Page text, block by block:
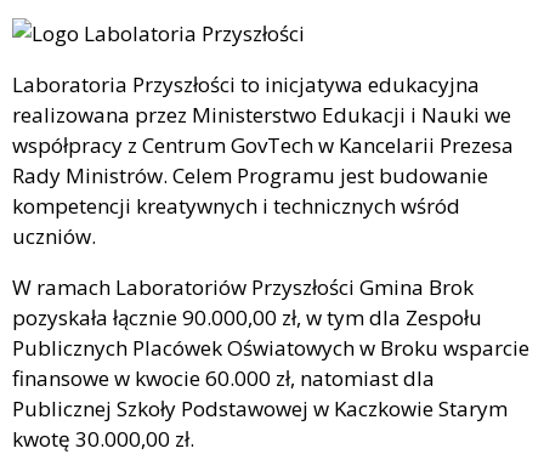
Laboratoria Przyszłości to inicjatywa edukacyjna
realizowana przez Ministerstwo Edukacji i Nauki we
współpracy z Centrum GovTech w Kancelarii Prezesa
Rady Ministrów. Celem Programu jest budowanie
kompetencji kreatywnych i technicznych wśród
uczniów.
W ramach Laboratoriów Przyszłości Gmina Brok
pozyskała łącznie 90.000,00 zł, w tym dla Zespołu
Publicznych Placówek Oświatowych w Broku wsparcie
finansowe w kwocie 60.000 zł, natomiast dla
Publicznej Szkoły Podstawowej w Kaczkowie Starym
kwotę 30.000,00 zł.